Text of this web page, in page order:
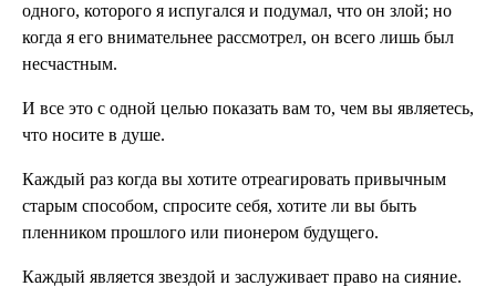
одного, которого я испугался и подумал, что он злой; но
когда я его внимательнее рассмотрел, он всего лишь был
несчастным.
И все это с одной целью показать вам то, чем вы являетесь,
что носите в душе.
Каждый раз когда вы хотите отреагировать привычным
старым способом, спросите себя, хотите ли вы быть
пленником прошлого или пионером будущего.
Каждый является звездой и заслуживает право на сияние.